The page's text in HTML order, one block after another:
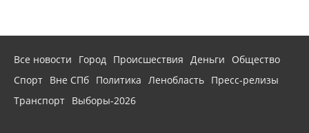
Все новости Город Происшествия Деньги
Общество
Спорт Вне СПб Политика Ленобласть Пресс-релизы
Транспорт Выборы-2026